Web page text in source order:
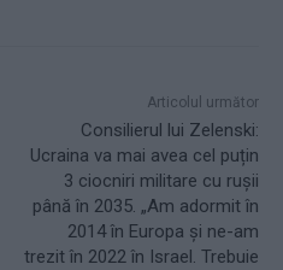
Articolul următor
Consilierul lui Zelenski:
Ucraina va mai avea cel puțin
3 ciocniri militare cu rușii
până în 2035. „Am adormit în
2014 în Europa și ne-am
trezit în 2022 în Israel. Trebuie